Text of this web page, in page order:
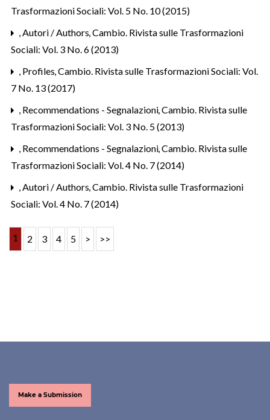
Trasformazioni Sociali: Vol. 5 No. 10 (2015)
,Autori / Authors,Cambio. Rivista sulle Trasformazioni
Sociali: Vol. 3 No. 6 (2013)
, Profiles,Cambio. Rivista sulle Trasformazioni Sociali: Vol.
7 No. 13 (2017)
, Recommendations - Segnalazioni,Cambio. Rivista sulle
Trasformazioni Sociali: Vol. 3 No. 5 (2013)
, Recommendations - Segnalazioni,Cambio. Rivista sulle
Trasformazioni Sociali: Vol. 4 No. 7 (2014)
,Autori / Authors,Cambio. Rivista sulle Trasformazioni
Sociali: Vol. 4 No. 7 (2014)
1 2 3 4 5 > >>
Make a Submission